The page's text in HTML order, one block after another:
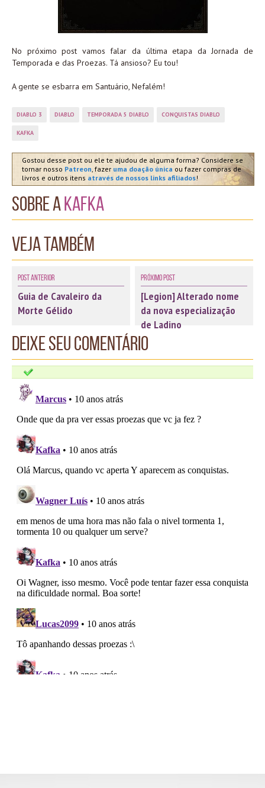
No próximo post vamos falar da última etapa da Jornada de
Temporada e das Proezas. Tá ansioso? Eu tou!
A gente se esbarra em Santuário, Nefalém!
DIABLO 3 DIABLO TEMPORADA 5 DIABLO CONQUISTAS DIABLO
KAFKA
Gostou desse post ou ele te ajudou de alguma forma? Considere se
tornar nosso Patreon, fazer uma doação única ou fazer compras de
livros e outros itens através de nossos links afiliados!
Sobre aKafka
Veja também
Post Anterior
Guia de Cavaleiro da
Morte Gélido
Próximo Post
[Legion] Alterado nome
da nova especialização
de Ladino
Deixe seu comentário